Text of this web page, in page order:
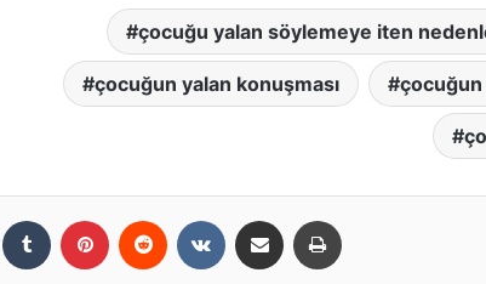
çocuğu yalan söylemeye iten
çocuğun yalan konuşması çocuğun
LinkedIn Tumblr Pinterest Reddit VKontakteE-Posta ile paylaş